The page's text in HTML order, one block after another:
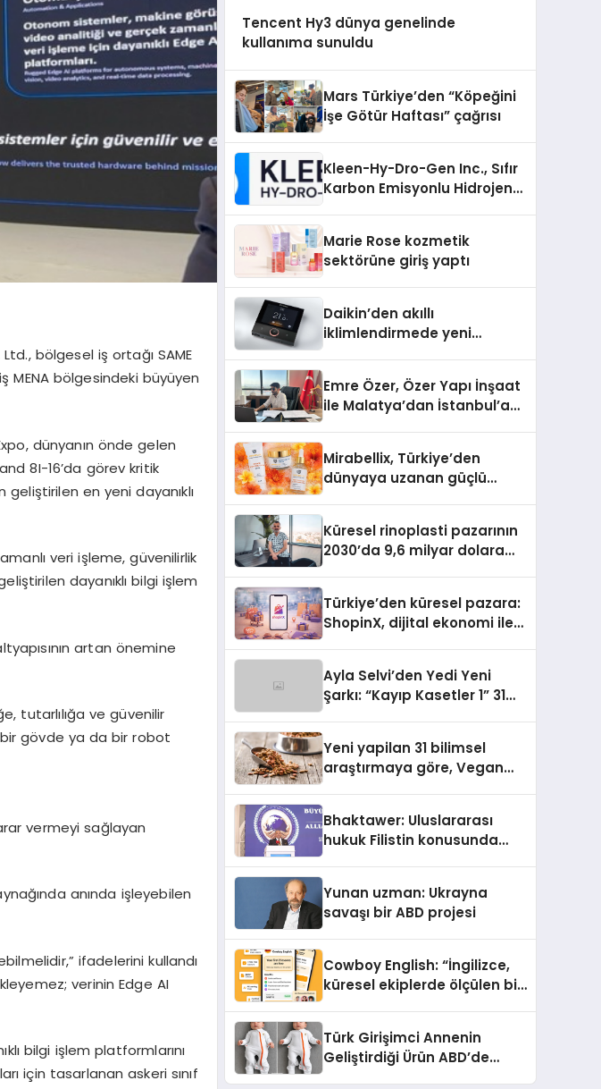
Ltd., bölgesel iş ortağı SAME
MENA bölgesindeki büyüyen
dünyanın önde gelen
8I-16’da görev kritik
en yeni dayanıklı
veri işleme, güvenilirlik
dayanıklı bilgi işlem
artan önemine
tutarlılığa ve güvenilir
gövde ya da bir robot
vermeyi sağlayan
anında işleyebilen
ifadelerini kullandı
verininEdge AI
bilgi işlem platformlarını
için tasarlanan askeri sınıf
Tencent Hy3 dünya genelinde
kullanıma sunuldu
Mars Türkiye’den “Köpeğini
İşe Götür Haftası” çağrısı
Kleen-Hy-Dro-Gen Inc., Sıfır
Karbon Emisyonlu Hidrojen
Aldı
Marie Rose kozmetik
sektörüne giriş yaptı
Daikin’den akıllı
iklimlendirmede yeni
Emre Özer, Özer Yapı İnşaat
ile Malatya’dan İstanbul’a
Mirabellix, Türkiye’den
dünyaya uzanan güçlü
Küresel rinoplasti pazarının
2030’da 9,6 milyar dolara
Türkiye’den küresel pazara:
ShopinX, dijital ekonomi ile
Ayla Selvi’den Yedi Yeni
Şarkı: “Kayıp Kasetler 1” 31
Yeni yapilan 31 bilimsel
araştırmaya göre, Vegan
Sindirildiğini Ortaya Koydu
Bhaktawer: Uluslararası
hukuk Filistin konusunda
Yunan uzman: Ukrayna
savaşı bir ABD projesi
Cowboy English: “İngilizce,
küresel ekiplerde ölçülen bir
Türk Girişimci Annenin
Geliştirdiği Ürün ABD’de